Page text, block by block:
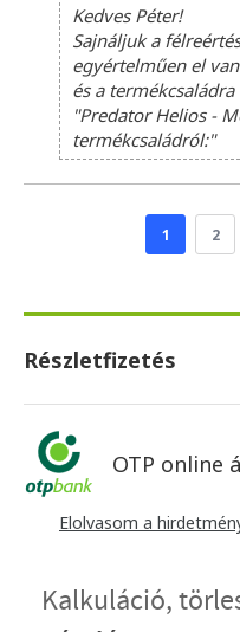
Kedves Péter!
Sajnáljuk a
egyértelműen el
és a
"Predator Helios -
termékcsaládról:"
1 2
Részletfizetés
OTP online
Elolvasom a